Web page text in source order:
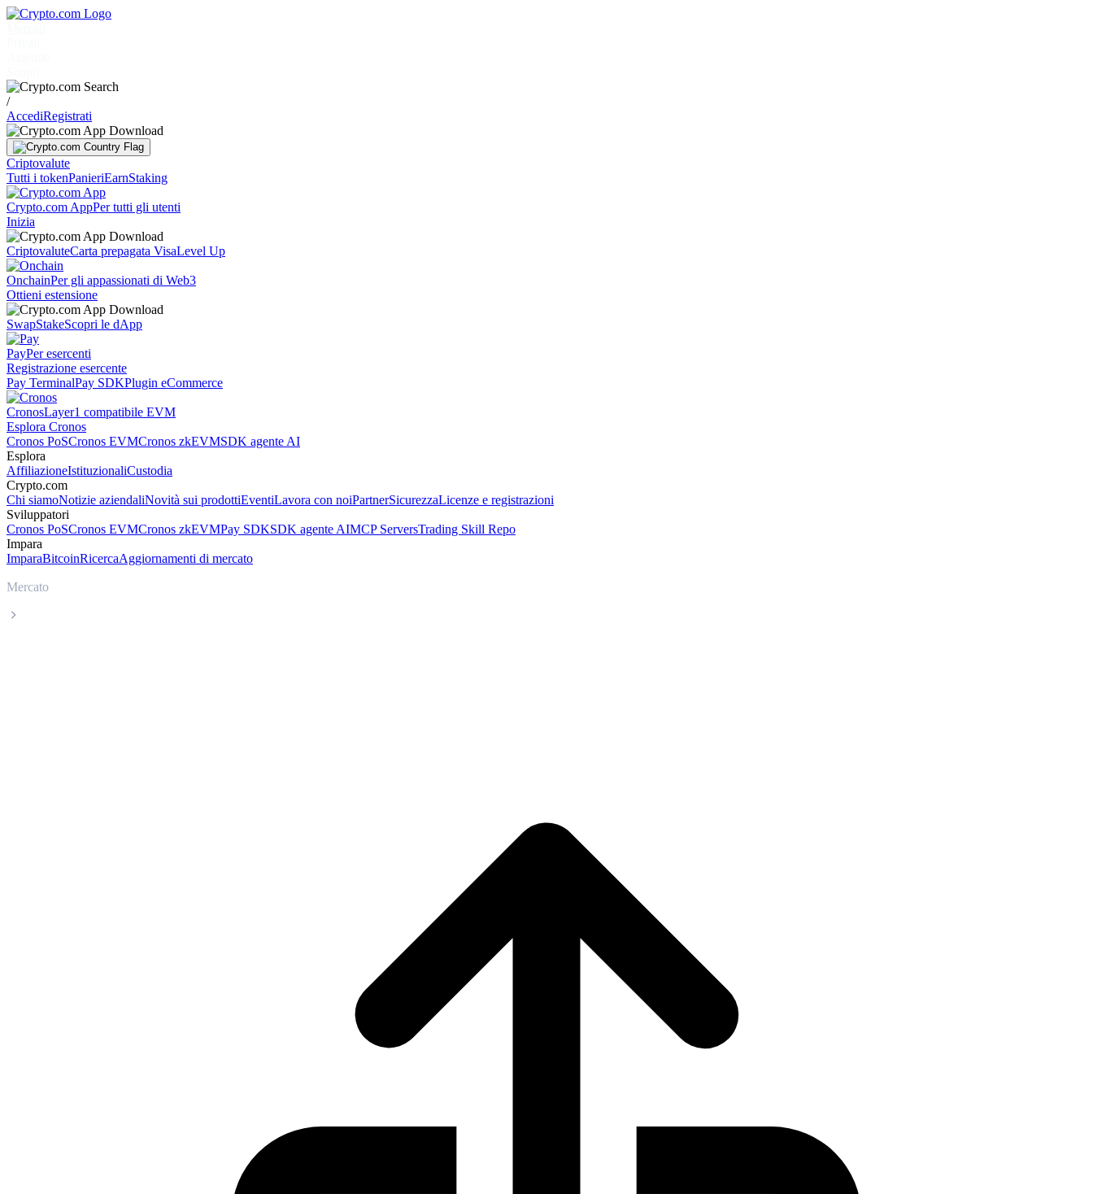
/
AccediRegistrati
Criptovalute
Tutti i tokenPanieriEarnStaking
Crypto.com AppPer tutti gli utenti
Inizia
CriptovaluteCarta prepagata VisaLevel Up
OnchainPer gli appassionati di Web3
Ottieni estensione
SwapStakeScopri le dApp
PayPer esercenti
Registrazione esercente
Pay TerminalPay SDKPlugin eCommerce
CronosLayer1 compatibile EVM
Esplora Cronos
Cronos PoSCronos EVMCronos zkEVMSDK agente AI
Esplora
AffiliazioneIstituzionaliCustodia
Crypto.com
Chi siamoNotizie aziendaliNovità sui prodottiEventiLavora con noiPartnerSicurezzaLicenze e registrazioni
Sviluppatori
Cronos PoSCronos EVMCronos zkEVMPay SDKSDK agente AIMCP ServersTrading Skill Repo
Impara
ImparaBitcoinRicercaAggiornamenti di mercato
Mercato